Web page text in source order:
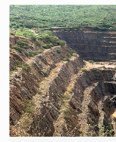
submissão de pré-
setembro